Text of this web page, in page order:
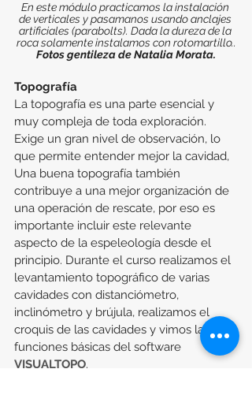
En este módulo practicamos la instalación
de verticales y pasamanos usando anclajes
artificiales (parabolts). Dada la dureza de la
roca solamente instalamos con rotomartillo..
Fotos gentileza de Natalia Morata.
Topografía
La topografía es una parte esencial y
muy compleja de toda exploración.
Exige un gran nivel de observación, lo
que permite entender mejor la cavidad,
Una buena topografía también
contribuye a una mejor organización de
una operación de rescate, por eso es
importante incluir este relevante
aspecto de la espeleología desde el
principio. Durante el curso realizamos el
levantamiento topográfico de varias
cavidades con distanciómetro,
inclinómetro y brújula, realizamos el
croquis de las cavidades y vimos las
funciones básicas del software
VISUALTOPO.